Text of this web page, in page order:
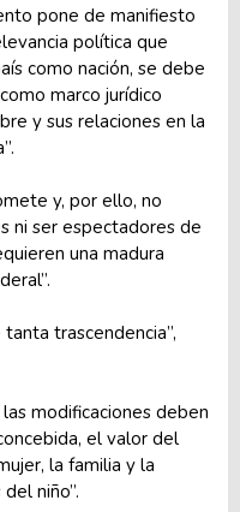
pone de manifiesto
política que
como nación, se debe
marco jurídico
y sus relaciones en la
y, por ello, no
ni ser espectadores de
una madura
trascendencia”,
modificaciones deben
el valor del
la familia y la
niño”.